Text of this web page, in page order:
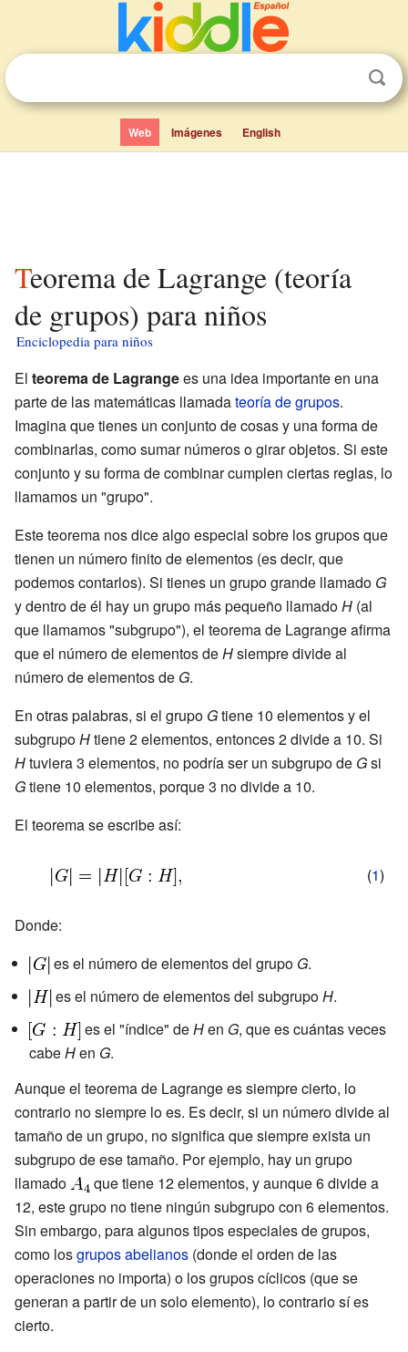
Web Imágenes English
Teorema de Lagrange (teoría
de grupos) para niños
Enciclopedia para niños
El teorema de Lagrangees una idea importante en una
parte de las matemáticas llamadateoría de grupos.
Imagina que tienes un conjunto de cosas y una forma de
combinarlas, como sumar números o girar objetos. Si este
conjunto y su forma de combinar cumplen ciertas reglas, lo
llamamos un "grupo".
Este teorema nos dice algo especial sobre los grupos que
tienen un número finito de elementos (es decir, que
podemos contarlos). Si tienes un grupo grande llamado G
y dentro de él hay un grupo más pequeño llamadoH (al
que llamamos "subgrupo"), el teorema de Lagrange afirma
que el número de elementos deHsiempre divide al
número de elementos de G.
En otras palabras, si el grupo Gtiene 10 elementos y el
subgrupoHtiene 2 elementos, entonces 2 divide a 10. Si
Htuviera 3 elementos, no podría ser un subgrupo de Gsi
Gtiene 10 elementos, porque 3 no divide a 10.
El teorema se escribe así:
(1)
Donde:
es el número de elementos del grupo G.
es el número de elementos del subgrupoH.
es el "índice" deHen G, que es cuántas veces
cabeHen G.
Aunque el teorema de Lagrange es siempre cierto, lo
contrario no siempre lo es. Es decir, si un número divide al
tamaño de un grupo, no significa que siempre exista un
subgrupo de ese tamaño. Por ejemplo, hay un grupo
llamado
que tiene 12 elementos, y aunque 6 divide a
12, este grupo no tiene ningún subgrupo con 6 elementos.
Sin embargo, para algunos tipos especiales de grupos,
como losgrupos abelianos (donde el orden de las
operaciones no importa) o los grupos cíclicos (que se
generan a partir de un solo elemento), lo contrario sí es
cierto.